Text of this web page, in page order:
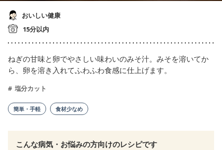
おいしい健康
15分以内
ねぎの甘味と卵でやさしい味わいのみそ汁。みそを溶いてか
ら、卵を溶き入れてふわふわ食感に仕上げます。
塩分カット
簡単・手軽 食材少なめ
こんな病気・お悩みの方向けのレシピです